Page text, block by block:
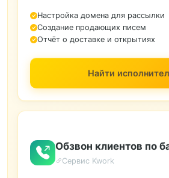
Настройка домена для рассылки
Создание продающих писем
Отчёт о доставке и открытиях
Найти
Обзвон клиентов по
Сервис Kwork